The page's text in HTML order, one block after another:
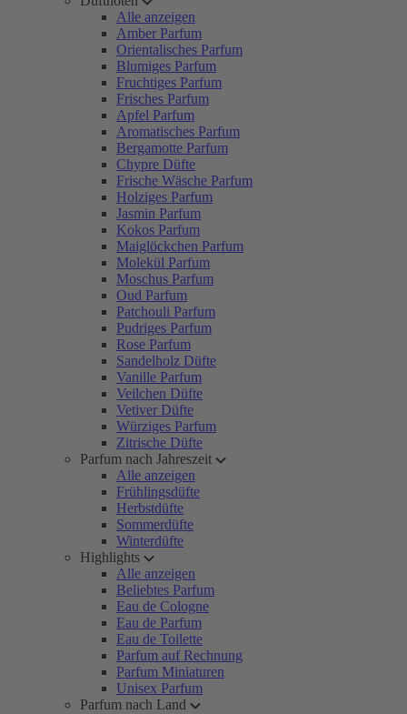
Alle anzeigen
Amber Parfum
Orientalisches Parfum
Blumiges Parfum
Fruchtiges Parfum
Frisches Parfum
Apfel Parfum
Aromatisches Parfum
Bergamotte Parfum
Chypre Düfte
Frische Wäsche Parfum
Holziges Parfum
Jasmin Parfum
Kokos Parfum
Maiglöckchen Parfum
Molekül Parfum
Moschus Parfum
Oud Parfum
Patchouli Parfum
Pudriges Parfum
Rose Parfum
Sandelholz Düfte
Vanille Parfum
Veilchen Düfte
Vetiver Düfte
Würziges Parfum
Zitrische Düfte
Parfum nach Jahreszeit
Alle anzeigen
Frühlingsdüfte
Herbstdüfte
Sommerdüfte
Winterdüfte
Highlights
Alle anzeigen
Beliebtes Parfum
Eau de Cologne
Eau de Parfum
Eau de Toilette
Parfum auf Rechnung
Parfum Miniaturen
Unisex Parfum
Parfum nach Land